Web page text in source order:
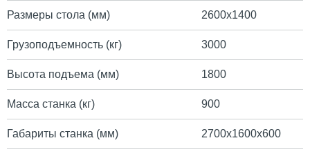
Размеры стола (мм) 2600х1400
Грузоподъемность (кг) 3000
Высота подъема (мм) 1800
Масса станка (кг) 900
Габариты станка (мм) 2700х1600х600